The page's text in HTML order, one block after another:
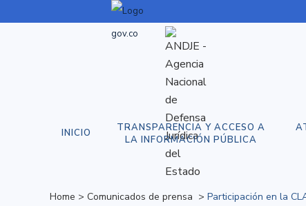
INICIO
TRANSPARENCIA Y ACCESO A
LA INFORMACIÓN PÚBLICA
Home > Comunicados de prensa > ​​Participación en la